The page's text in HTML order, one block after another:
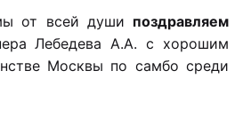
от всей души поздравляем
Лебедева А.А. с хорошим
Москвы по самбо среди